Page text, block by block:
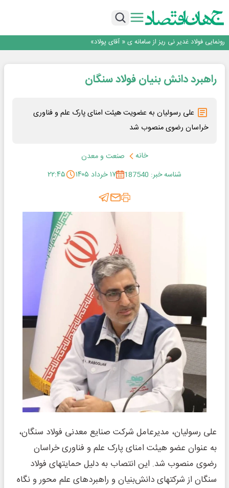
مدیرعامل جدید آلومینای ایران منصوب شد
رونمایی فولاد غدیر نی ریز از سامانه ی « آقای پولاد»
نمایشگاهی برگزار می‌شود
عرضه اولیه احیا استیل فولاد بافت
راهبرد دانش بنیان فولاد سنگان
علی رسولیان به عضویت هیئت امنای پارک علم و فناوری
خراسان رضوی منصوب شد
خانه
صنعت و معدن
شناسه خبر: 187540
۱۷ خرداد ۱۴۰۵ ۲۲:۴۵
علی رسولیان، مدیرعامل شرکت صنایع معدنی فولاد سنگان،
به عنوان عضو هیئت امنای پارک علم و فناوری خراسان
رضوی منصوب شد. این انتصاب به دلیل حمایتهای فولاد
سنگان از شرکتهای دانش‌بنیان و راهبردهای علم محور و نگاه